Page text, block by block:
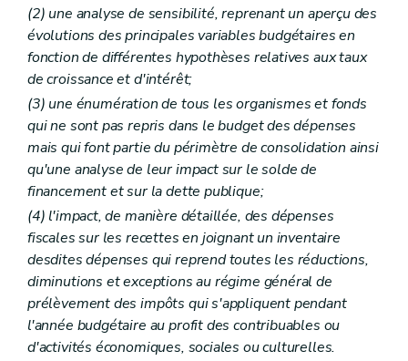
(2) une analyse de sensibilité, reprenant un aperçu des
évolutions des principales variables budgétaires en
fonction de différentes hypothèses relatives aux taux
de croissance et d'intérêt;
(3) une énumération de tous les organismes et fonds
qui ne sont pas repris dans le budget des dépenses
mais qui font partie du périmètre de consolidation ainsi
qu'une analyse de leur impact sur le solde de
financement et sur la dette publique;
(4) l'impact, de manière détaillée, des dépenses
fiscales sur les recettes en joignant un inventaire
desdites dépenses qui reprend toutes les réductions,
diminutions et exceptions au régime général de
prélèvement des impôts qui s'appliquent pendant
l'année budgétaire au profit des contribuables ou
d'activités économiques, sociales ou culturelles.